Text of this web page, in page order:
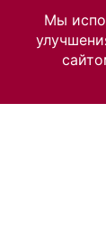
Мы